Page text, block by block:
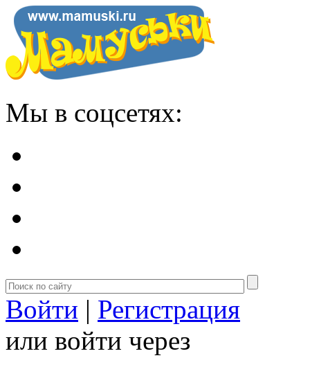
Мы в соцсетях:
Войти | Регистрация
или войти через